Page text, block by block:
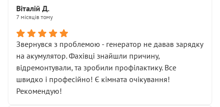
НЕ погоджував
послуга. Тим більше, я був поруч і жодної реальної
діагностики ходової не проводилось. Після
зауваження гроші за цю “послугу” повернули, що
лише підтвердило мою правоту.
Але головне — я виїжджаю з боксу, і скрип у гальмах
залишився таким самим, як і був. Тобто оплачена
Віталій Д.
7 місяців тому
Звернувся з проблемою - генератор не давав зарядку
на акумулятор. Фахівці знайшли причину,
відремонтували, та зробили профілактику. Все
швидко і професійно! Є кімната очікування!
Рекомендую!